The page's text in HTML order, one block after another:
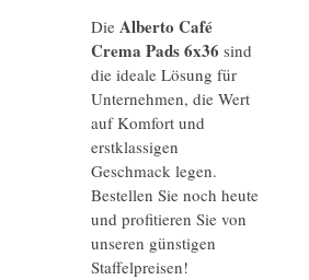
Die Alberto Café
Crema Pads 6x36 sind
die ideale Lösung für
Unternehmen, die Wert
auf Komfort und
erstklassigen
Geschmack legen.
Bestellen Sie noch heute
und profitieren Sie von
unseren günstigen
Staffelpreisen!